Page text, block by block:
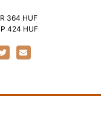
364 HUF
424 HUF